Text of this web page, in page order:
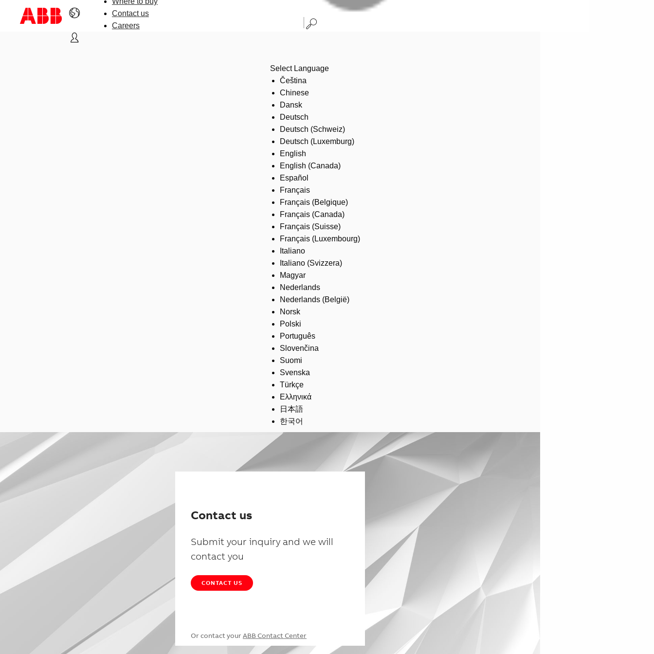
Contact us
Careers
Select Language
Čeština
Chinese
Dansk
Deutsch
Deutsch (Schweiz)
Deutsch (Luxemburg)
English
English (Canada)
Español
Français
Français (Belgique)
Français (Canada)
Français (Suisse)
Français (Luxembourg)
Italiano
Italiano (Svizzera)
Magyar
Nederlands
Nederlands (België)
Norsk
Polski
Português
Slovenčina
Suomi
Svenska
Türkçe
Ελληνικά
日本語
한국어
Contact us
Submit your inquiry and we will
contact you
CONTACT US
Or contact your ABB Contact Center